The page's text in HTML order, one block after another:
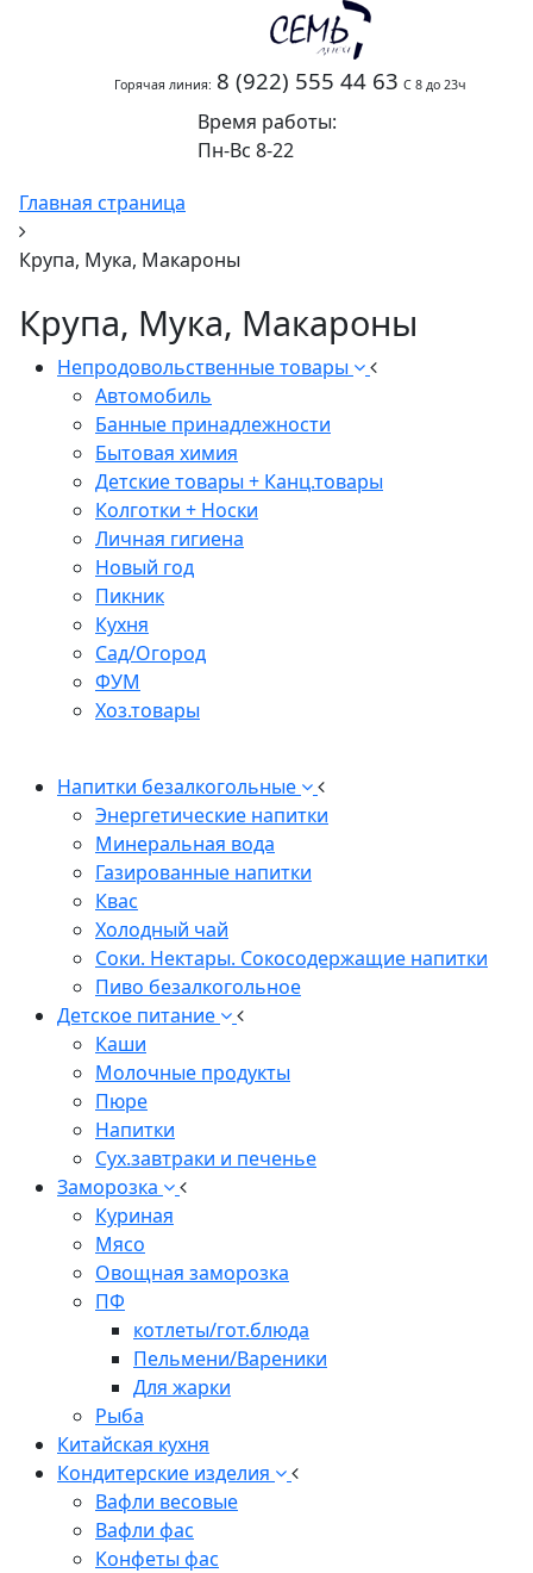
Горячая линия: 8 (922) 555 44 63 С 8 до 23ч
Время работы:
Пн-Вс 8-22
Главная страница
Крупа, Мука, Макароны
Крупа, Мука, Макароны
Непродовольственные товары
Автомобиль
Банные принадлежности
Бытовая химия
Детские товары + Канц.товары
Колготки + Носки
Личная гигиена
Новый год
Пикник
Кухня
Сад/Огород
ФУМ
Хоз.товары
Напитки безалкогольные
Энергетические напитки
Минеральная вода
Газированные напитки
Квас
Холодный чай
Соки. Нектары. Сокосодержащие напитки
Пиво безалкогольное
Детское питание
Каши
Молочные продукты
Пюре
Напитки
Сух.завтраки и печенье
Заморозка
Куриная
Мясо
Овощная заморозка
ПФ
котлеты/гот.блюда
Пельмени/Вареники
Для жарки
Рыба
Китайская кухня
Кондитерские изделия
Вафли весовые
Вафли фас
Конфеты фас